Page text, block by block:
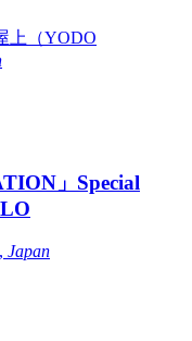
上（YODO
」Special
Japan